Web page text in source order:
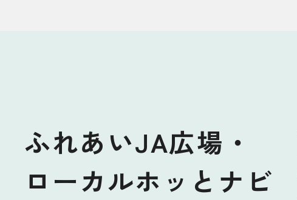
ふれあいJA広場・
ローカルホッとナビ